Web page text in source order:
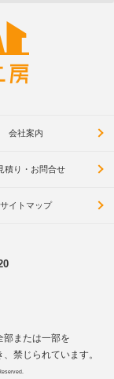
会社案内
積り・お問合せ
サイトマップ
または一部を
禁じられています。